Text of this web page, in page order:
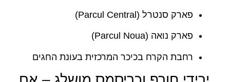
פארק סנטרל (Parcul Central)
פארק נואה (Parcul Noua)
רחבת הקרח בכיכר המרכזית בעונת החגים